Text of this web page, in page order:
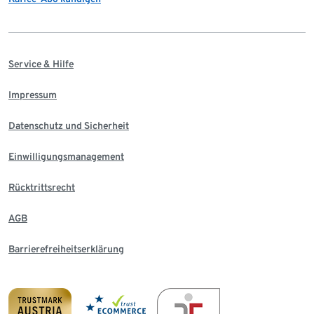
Service & Hilfe
Impressum
Datenschutz und Sicherheit
Einwilligungsmanagement
Rücktrittsrecht
AGB
Barrierefreiheitserklärung